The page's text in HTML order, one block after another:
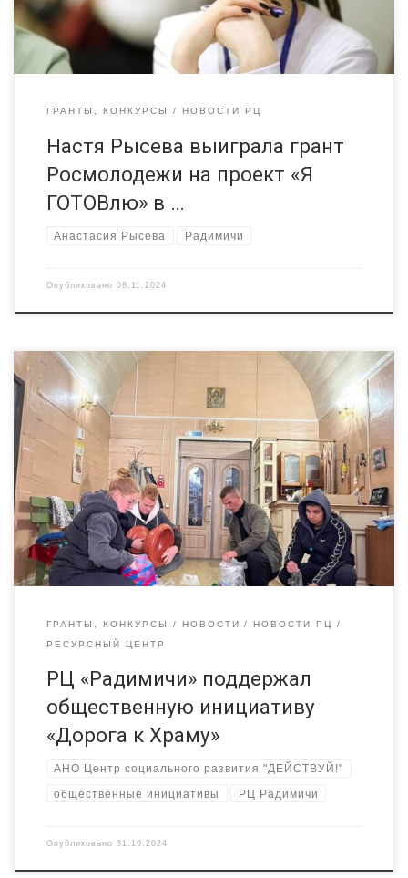
формирование навыков приготовления пищи у 20 детей-сирот
[…]
ГРАНТЫ, КОНКУРСЫ НОВОСТИ РЦ
Настя Рысева выиграла грант
Росмолодежи на проект «Я
ГОТОВлю» в …
Анастасия Рысева Радимичи
Опубликовано 08.11.2024
В рамках нашего грантового проекта, посвященного
развитию системного сотрудничества НКО Брянщины,
«Ресурсный центр «Радимичи» — системное сотрудничество
для устойчивого развития институтов гражданского
общества» при поддержке Фонда президентских грантов, мы
поддерживаем общественные инициативы в регионе. Об
одной из инициатив пишут наши коллеги, получившие
микрогрант РЦ «Радимичи». Инициатива называется «Дорога к
храму» […]
ГРАНТЫ, КОНКУРСЫ НОВОСТИ
НОВОСТИ РЦ
РЕСУРСНЫЙ ЦЕНТР
РЦ «Радимичи» поддержал
общественную инициативу
«Дорога к Храму»
АНО Центр социального развития "ДЕЙСТВУЙ!"
общественные инициативы РЦ Радимичи
Опубликовано 31.10.2024